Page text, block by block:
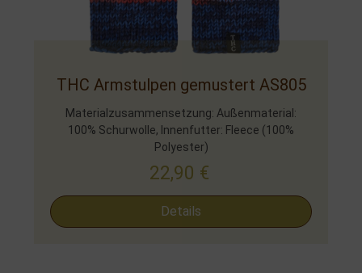
THC Armstulpen gemustert AS805
Materialzusammensetzung: Außenmaterial:
100% Schurwolle, Innenfutter: Fleece (100%
Polyester)
22,90 €
Details